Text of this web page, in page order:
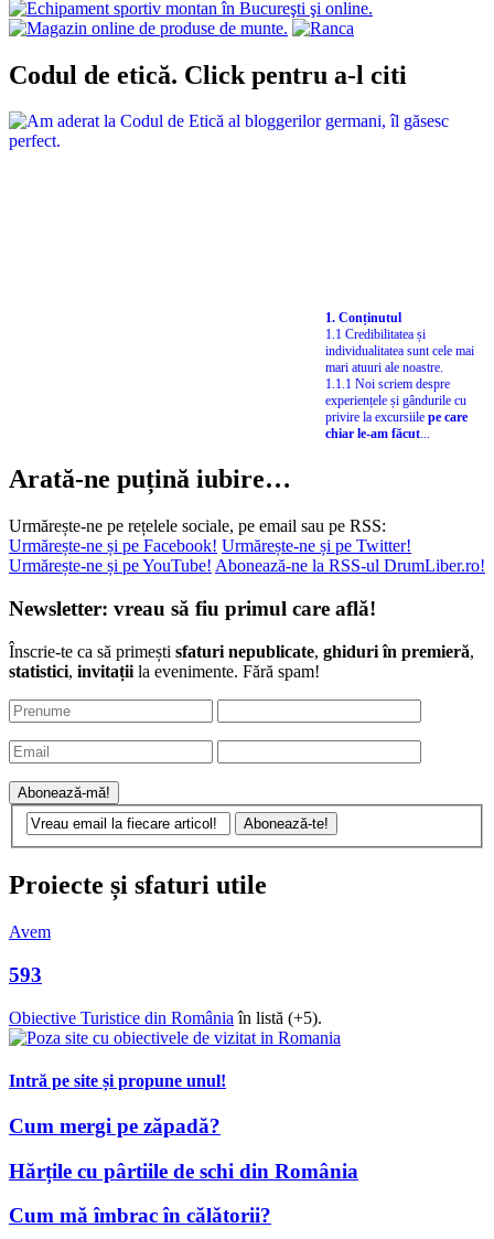
Codul de etică. Click pentru a-l citi
1. Conținutul
1.1 Credibilitatea și
individualitatea sunt cele mai
mari atuuri ale noastre.
1.1.1 Noi scriem despre
experiențele și gândurile cu
privire la excursiile pe care
chiar le-am făcut...
Arată-ne puțină iubire…
Urmărește-ne pe rețelele sociale, pe email sau pe RSS:
Urmărește-ne și pe Facebook! Urmărește-ne și pe Twitter!
Urmărește-ne și pe YouTube! Abonează-ne la RSS-ul DrumLiber.ro!
Newsletter: vreau să fiu primul care află!
Înscrie-te ca să primești sfaturi nepublicate, ghiduri în premieră,
statistici, invitații la evenimente. Fără spam!
Proiecte și sfaturi utile
Avem
593
Obiective Turistice din România în listă (+5).
Intră pe site și propune unul!
Cum mergi pe zăpadă?
Hărțile cu pârtiile de schi din România
Cum mă îmbrac în călătorii?